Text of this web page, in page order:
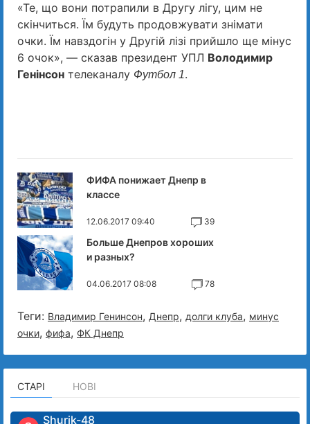
«Те, що вони потрапили в Другу лігу, цим не
скінчиться. Їм будуть продовжувати знімати
очки. Їм навздогін у Другій лізі прийшло ще мінус
6 очок», — сказав президент УПЛ Володимир
Генінсон телеканалу Футбол 1.
ФИФА понижает Днепр в
классе
12.06.2017 09:40 39
Больше Днепров хороших
и разных?
04.06.2017 08:08 78
Теги: Владимир Генинсон, Днепр, долги клуба, минус
очки, фифа, ФК Днепр
СТАРІ НОВІ
Shurik-48